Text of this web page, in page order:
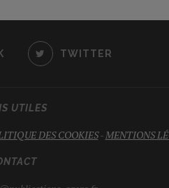
TWITTER
UTILES
DES COOKIES-MENTIONS